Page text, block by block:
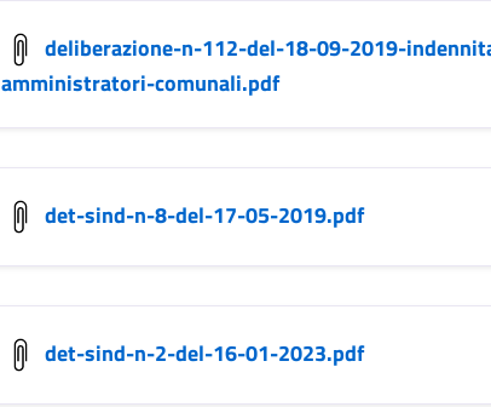
deliberazione-n-112-del-18-09-2019-
amministratori-comunali.pdf
det-sind-n-8-del-17-05-2019.pdf
det-sind-n-2-del-16-01-2023.pdf